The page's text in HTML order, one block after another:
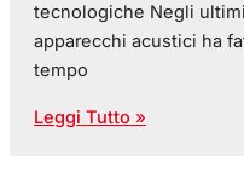
tecnologiche Negli
apparecchi acustici ha
tempo
Leggi Tutto »